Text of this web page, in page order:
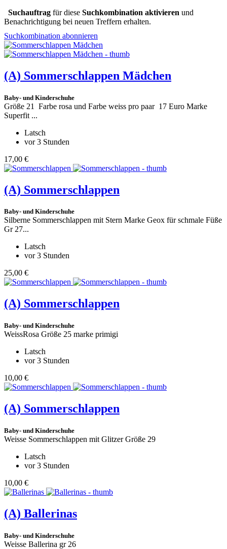
Suchauftrag für diese Suchkombination aktivieren und
Benachrichtigung bei neuen Treffern erhalten.
Suchkombination abonnieren
(A) Sommerschlappen Mädchen
Baby- und Kinderschuhe
Größe 21 Farbe rosa und Farbe weiss pro paar 17 Euro Marke
Superfit ...
Latsch
vor 3 Stunden
17,00 €
(A) Sommerschlappen
Baby- und Kinderschuhe
Silberne Sommerschlappen mit Stern Marke Geox für schmale Füße
Gr 27...
Latsch
vor 3 Stunden
25,00 €
(A) Sommerschlappen
Baby- und Kinderschuhe
WeissRosa Größe 25 marke primigi
Latsch
vor 3 Stunden
10,00 €
(A) Sommerschlappen
Baby- und Kinderschuhe
Weisse Sommerschlappen mit Glitzer Größe 29
Latsch
vor 3 Stunden
10,00 €
(A) Ballerinas
Baby- und Kinderschuhe
Weisse Ballerina gr 26